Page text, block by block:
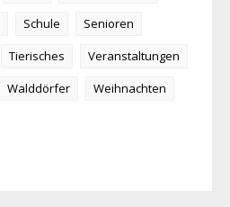
Schule
Senioren
Tierisches
Veranstaltungen
Walddörfer
Weihnachten